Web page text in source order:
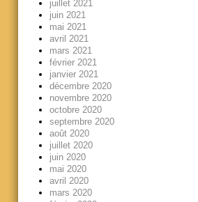
juillet 2021
juin 2021
mai 2021
avril 2021
mars 2021
février 2021
janvier 2021
décembre 2020
novembre 2020
octobre 2020
septembre 2020
août 2020
juillet 2020
juin 2020
mai 2020
avril 2020
mars 2020